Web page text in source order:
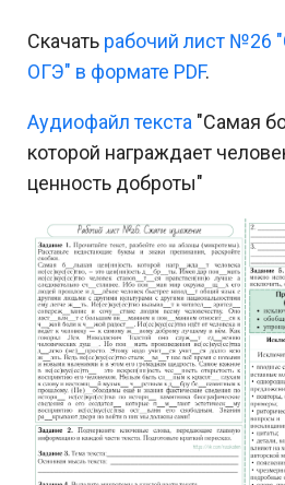
Скачать рабочий лист №26
ОГЭ" в формате PDF.
Аудиофайл текста "Самая
которой награждает
ценность доброты"